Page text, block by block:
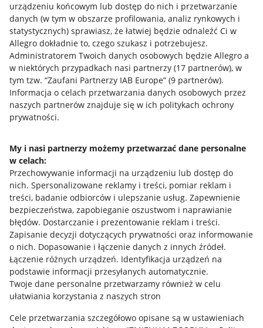
urządzeniu końcowym lub dostęp do nich i przetwarzanie
danych (w tym w obszarze profilowania, analiz rynkowych i
statystycznych) sprawiasz, że łatwiej będzie odnaleźć Ci w
Allegro dokładnie to, czego szukasz i potrzebujesz.
Administratorem Twoich danych osobowych będzie Allegro a
w niektórych przypadkach nasi partnerzy (17 partnerów), w
tym tzw. “Zaufani Partnerzy IAB Europe” (9 partnerów).
Informacja o celach przetwarzania danych osobowych przez
naszych partnerów znajduje się w ich politykach ochrony
prywatności.
My i nasi partnerzy możemy przetwarzać dane personalne
w celach:
Przechowywanie informacji na urządzeniu lub dostęp do
nich. Spersonalizowane reklamy i treści, pomiar reklam i
treści, badanie odbiorców i ulepszanie usług. Zapewnienie
bezpieczeństwa, zapobieganie oszustwom i naprawianie
błędów. Dostarczanie i prezentowanie reklam i treści.
Zapisanie decyzji dotyczących prywatności oraz informowanie
o nich. Dopasowanie i łączenie danych z innych źródeł.
Łączenie różnych urządzeń. Identyfikacja urządzeń na
podstawie informacji przesyłanych automatycznie.
Twoje dane personalne przetwarzamy również w celu
ułatwiania korzystania z naszych stron
Cele przetwarzania szczegółowo opisane są w ustawieniach
Przydatne informacje
Jak to działa
Allegro Gadane dla sprzedających
Allegro Gadane dla kupujących
Mapa miejscowości
Informacje prawne
Regulamin
Polityka plików "cookies"
Ustawienia plików "cookies"
Udostępnianie lokalizacji